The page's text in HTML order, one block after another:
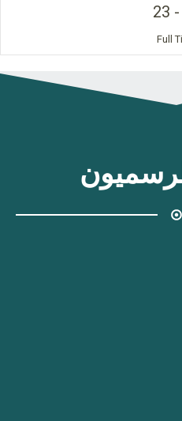
-
23
Full